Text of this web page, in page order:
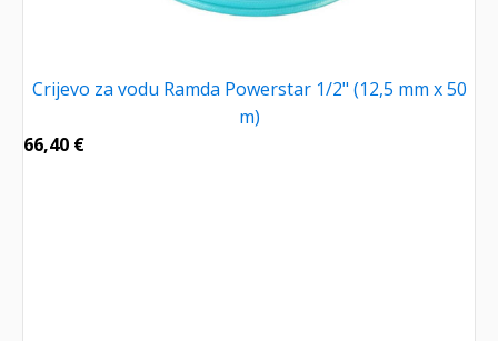
Crijevo za vodu Ramda Powerstar 1/2" (12,5 mm x 50
m)
66,40 €